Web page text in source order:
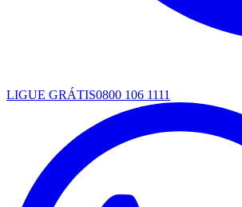
LIGUE GRÁTIS0800 106 1111